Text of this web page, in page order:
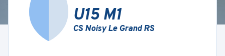
U15 M1
CS Noisy Le Grand RS